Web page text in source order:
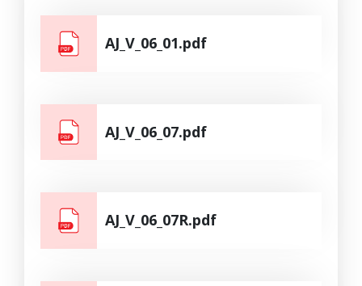
AJ_V_06_01.pdf
AJ_V_06_07.pdf
AJ_V_06_07R.pdf